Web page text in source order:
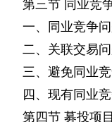
第三节 同业竞
一、同业竞争
二、关联交易
三、避免同业
四、现有同业
第四节 募投项